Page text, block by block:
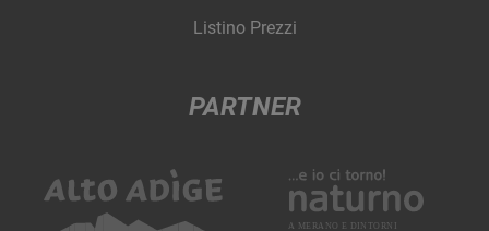
Listino Prezzi
PARTNER